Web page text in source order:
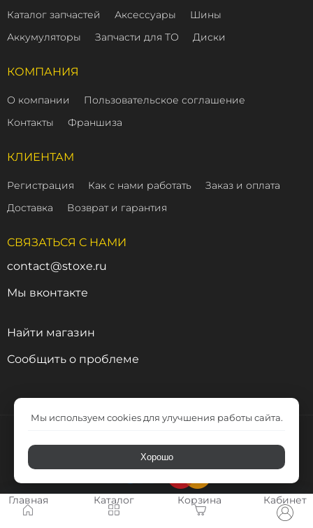
Каталог запчастей Аксессуары
Шины
Аккумуляторы
Запчасти для ТО Диски
КОМПАНИЯ
О компании
Пользовательское соглашение
Контакты
Франшиза
КЛИЕНТАМ
Регистрация Как с нами работать
Заказ и оплата
Доставка
Возврат и гарантия
СВЯЗАТЬСЯ С НАМИ
contact@stoxe.ru
Мы вконтакте
Найти магазин
Сообщить о проблеме
Главная Каталог Корзина Кабинет
Мы используем cookies для улучшения работы сайта.
Хорошо